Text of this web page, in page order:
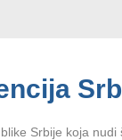
Srbije koja